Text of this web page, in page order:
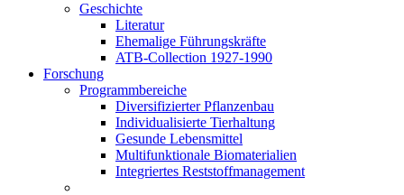
Geschichte
Literatur
Ehemalige Führungskräfte
ATB-Collection 1927-1990
Forschung
Programmbereiche
Diversifizierter Pflanzenbau
Individualisierte Tierhaltung
Gesunde Lebensmittel
Multifunktionale Biomaterialien
Integriertes Reststoffmanagement